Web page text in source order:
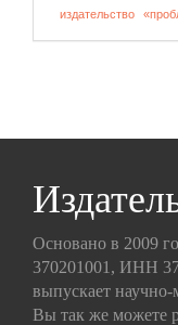
издательство
Основано в 2009
370201001, ИНН
выпускает
Вы так же можете